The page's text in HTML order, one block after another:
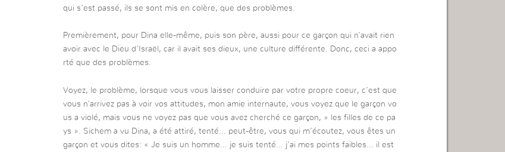
qui s’est passé, ils se sont mis en colère, que des problèmes.
Premièrement, pour Dina elle-même, puis son père, aussi pour ce garçon qui n’avait rien
avoir avec le Dieu d’Israël, car il avait ses dieux, une culture différente. Donc, ceci a appo
rté que des problèmes.
Voyez, le problème, lorsque vous vous laisser conduire par votre propre coeur, c’est que
vous n’arrivez pas à voir vos attitudes, mon amie internaute, vous voyez que le garçon vo
us a violé, mais vous ne voyez pas que vous avez cherché ce garçon, » les filles de ce pa
ys ». Sichem a vu Dina, a été attiré, tenté… peut-être, vous qui m’écoutez, vous êtes un
garçon et vous dites: « Je suis un homme… je suis tenté… j’ai mes points faibles… il est